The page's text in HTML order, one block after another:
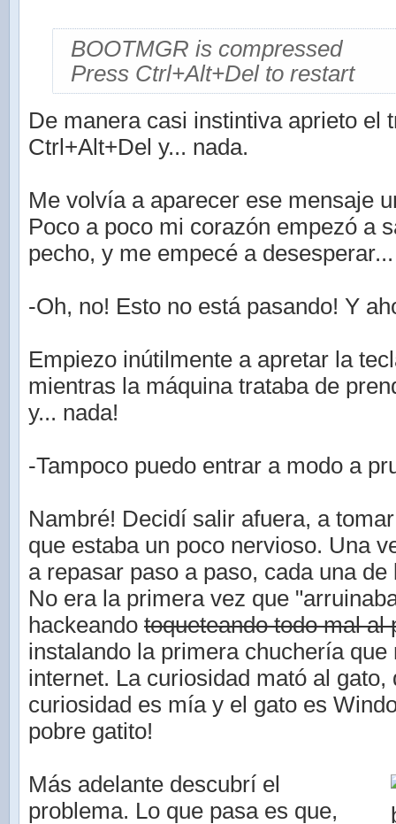
BOOTMGR is compressed
Press Ctrl+Alt+Del to restart
De manera casi instintiva aprieto el
Ctrl+Alt+Del y... nada.
Me volvía a aparecer ese mensaje
Poco a poco mi corazón empezó a
pecho, y me empecé a desesperar...
-Oh, no! Esto no está pasando! Y
Empiezo inútilmente a apretar la
mientras la máquina trataba de
y... nada!
-Tampoco puedo entrar a modo a
Nambré! Decidí salir afuera, a
que estaba un poco nervioso. Una
a repasar paso a paso, cada una
No era la primera vez que
hackeando toqueteando todo mal al
instalando la primera chuchería que
internet. La curiosidad mató al gato,
curiosidad es mía y el gato es
pobre gatito!
Más adelante descubrí el
problema. Lo que pasa es que,